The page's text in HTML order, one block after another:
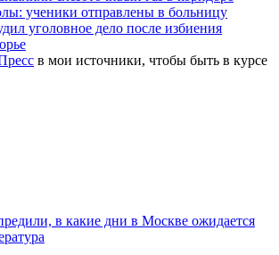
ученики отправлены в больницу
уголовное дело после избиения
в мои источники, чтобы быть в курсе
в какие дни в Москве ожидается